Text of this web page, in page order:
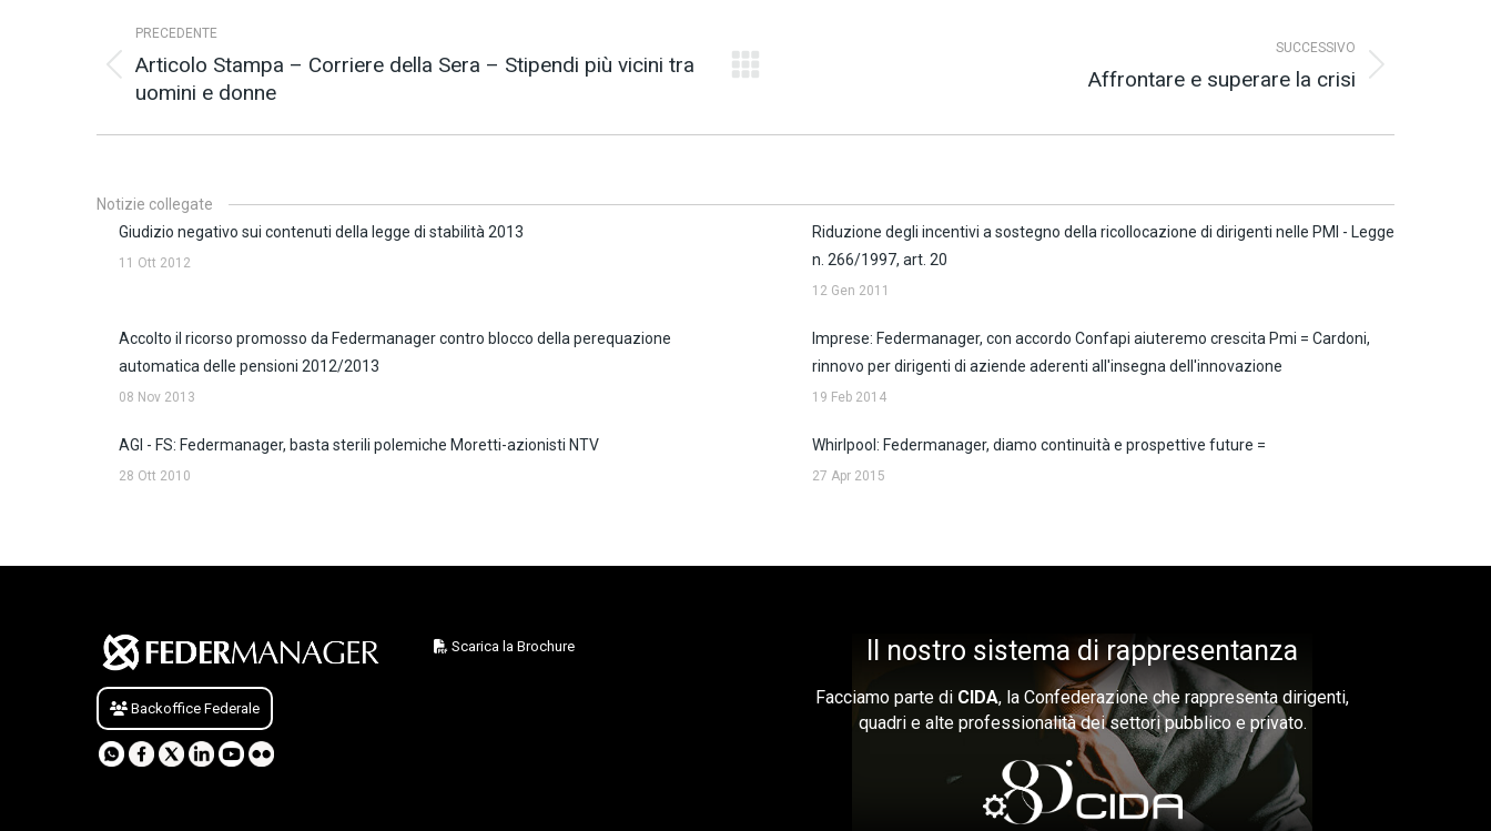
tra
PRECEDENTE
Post
precedente:
Articolo Stampa – Corriere della Sera – Stipendi più vicini tra
uomini e donne
SUCCESSIVO
Affrontare e superare la crisi
Notizie collegate
Giudizio negativo sui contenuti della legge di stabilità 2013
11 Ott 2012
Riduzione degli incentivi a sostegno della ricollocazione di dirigenti nelle PMI - Legge
n. 266/1997, art. 20
12 Gen 2011
Accolto il ricorso promosso da Federmanager contro blocco della perequazione
automatica delle pensioni 2012/2013
08 Nov 2013
Imprese: Federmanager, con accordo Confapi aiuteremo crescita Pmi = Cardoni,
rinnovo per dirigenti di aziende aderenti all'insegna dell'innovazione
19 Feb 2014
AGI - FS: Federmanager, basta sterili polemiche Moretti-azionisti NTV
28 Ott 2010
Whirlpool: Federmanager, diamo continuità e prospettive future =
27 Apr 2015
Backoffice Federale
Scarica la Brochure Il nostro sistema di rappresentanza
Facciamo parte di CIDA, la Confederazione che rappresenta dirigenti,
quadri e alte professionalità dei settori pubblico e privato.